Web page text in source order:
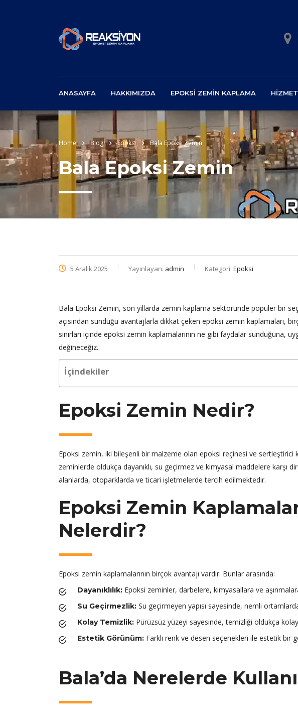
ANASAYFA HAKKIMIZDA EPOKSI ZEMIN KAPLAMA
Home Blog Epoksi Bala Epoksi Zemin
Bala Epoksi Zemin
5 Aralık 2025 Yayınlayan: admin Kategori: Epoksi
Bala Epoksi Zemin, son yıllarda zemin kaplama sektöründe popüler bir
açısından sunduğu avantajlarla dikkat çeken epoksi zemin kaplamaları,
sınırları içinde epoksi zemin kaplamalarının ne gibi faydalar sunduğuna,
değineceğiz.
İçindekiler
Epoksi Zemin Nedir?
Epoksi zemin, iki bileşenli bir malzeme olan epoksi reçinesi ve sertleştirici
zeminlerde oldukça dayanıklı, su geçirmez ve kimyasal maddelere karşı
alanlarda, otoparklarda ve ticari işletmelerde tercih edilmektedir.
Epoksi Zemin
Nelerdir?
Epoksi zemin kaplamalarının birçok avantajı vardır. Bunlar arasında:
Dayanıklılık: Epoksi zeminler, darbelere, kimyasallara ve
Su Geçirmezlik: Su geçirmeyen yapısı sayesinde, nemli
Kolay Temizlik: Pürüzsüz yüzeyi sayesinde, temizliği oldukça
Estetik Görünüm: Farklı renk ve desen seçenekleri ile estetik bir
Bala’da Nerelerde